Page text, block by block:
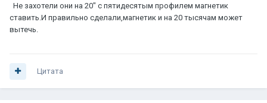
Не захотели они на 20" с пятидесятым профилем магнетик
ставить.И правильно сделали,магнетик и на 20 тысячам может
вытечь.
Цитата